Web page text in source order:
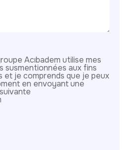
Acıbadem utilise mes
susmentionnées aux fins
et je comprends que je peux
en envoyant une